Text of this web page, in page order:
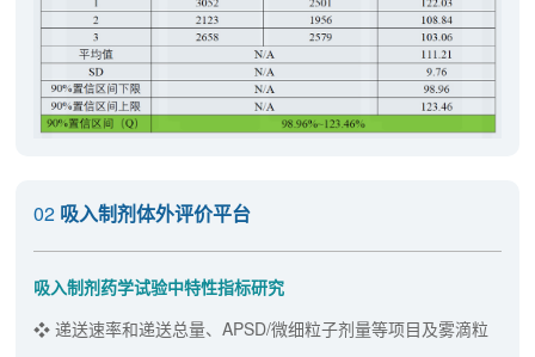
02 吸入制剂体外评价平台
吸入制剂药学试验中特性指标研究
❖ 递送速率和递送总量、APSD/微细粒子剂量等项目及雾滴粒